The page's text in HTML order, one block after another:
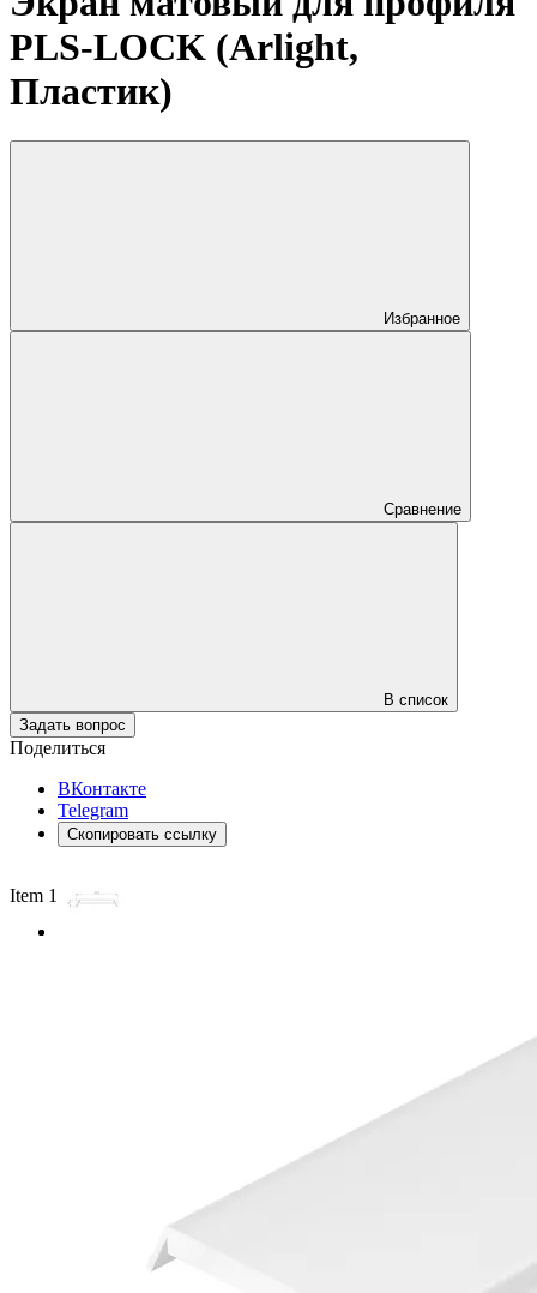
PLS-LOCK (Arlight,
Пластик)
Избранное
Сравнение
В список
Задать вопрос
Поделиться
ВКонтакте
Telegram
Скопировать ссылку
Item 1 of 2